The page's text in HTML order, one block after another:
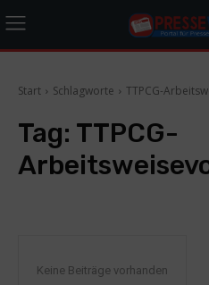
Start Schlagworte TTPCG-
Tag: TTPCG-
Keine Beiträge vorhanden